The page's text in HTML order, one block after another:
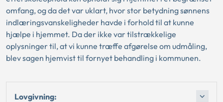
omfang, og da det var uklart, hvor stor betydning sønnens
indlæringsvanskeligheder havde i forhold til at kunne
hjælpe i hjemmet. Da der ikke var tilstrækkelige
oplysninger til, at vi kunne træffe afgørelse om udmåling,
blev sagen hjemvist til fornyet behandling i kommunen.
Lovgivning: